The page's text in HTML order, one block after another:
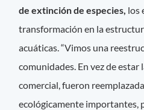
de extinción de especies, los
transformación en la
acuáticas. “Vimos una
comunidades. En vez de estar
comercial, fueron
ecológicamente importantes,